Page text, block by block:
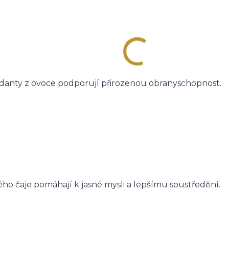
z ovoce podporují přirozenou obranyschopnost.
čaje pomáhají k jasné mysli a lepšímu soustředění.